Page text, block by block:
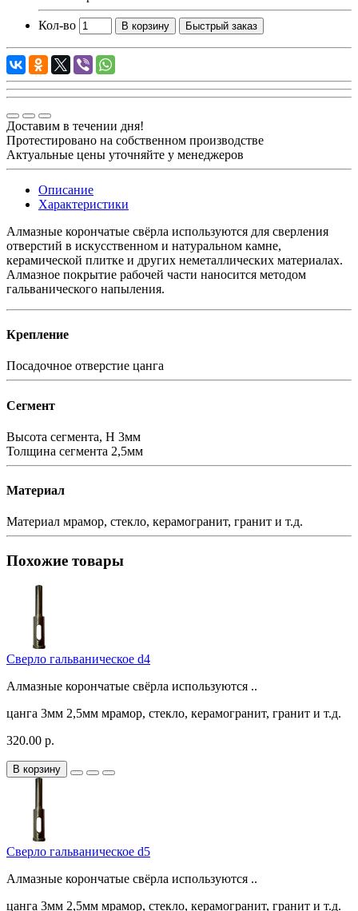
Кол-во В корзину Быстрый заказ
Доставим в течении дня!
Протестировано на собственном производстве
Актуальные цены уточняйте у менеджеров
Описание
Характеристики
Алмазные корончатые свёрла используются для сверления
отверстий в искусственном и натуральном камне,
керамической плитке и других неметаллических материалах.
Алмазное покрытие рабочей части наносится методом
гальванического напыления.
Крепление
Посадочное отверстие цанга
Сегмент
Высота сегмента, H 3мм
Толщина сегмента 2,5мм
Материал
Материал мрамор, стекло, керамогранит, гранит и т.д.
Похожие товары
Сверло гальваническое d4
Алмазные корончатые свёрла используются ..
цанга 3мм 2,5мм мрамор, стекло, керамогранит, гранит и т.д.
320.00 р.
В корзину
Сверло гальваническое d5
Алмазные корончатые свёрла используются ..
цанга 3мм 2,5мм мрамор, стекло, керамогранит, гранит и т.д.